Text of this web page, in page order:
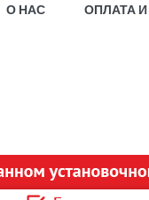
О НАС ОПЛАТА